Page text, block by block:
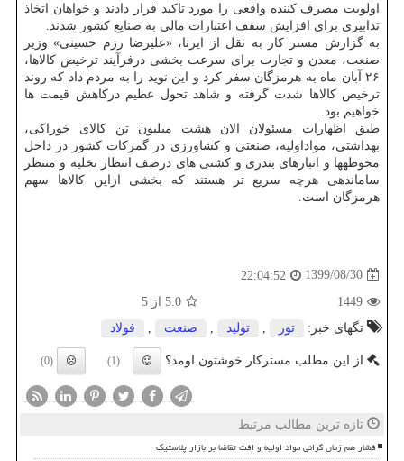
اولویت مصرف کننده واقعی را مورد تاکید قرار دادند و خواهان اتخاذ
تدابیری برای افزایش سقف اعتبارات مالی به صنایع کشور شدند.
به گزارش مستر کار به نقل از ایرنا، «علیرضا رزم حسینی» وزیر
صنعت، معدن و تجارت برای سرعت بخشی درفرآیند ترخیص کالاها،
۲۶ آبان ماه به هرمزگان سفر کرد و این نوید را به مردم داد که روند
ترخیص کالاها شدت گرفته و شاهد تحول عظیم درکاهش قیمت ها
خواهیم بود.
طبق اظهارات مسئولان الان هشت میلیون تن کالای خوراکی،
بهداشتی، مواداولیه، صنعتی و کشاورزی در گمرکات کشور در داخل
محوطه‎ها و انبارهای بندری و کشتی های درصف انتظار تخلیه و منتظر
ساماندهی هرچه سریع تر هستند که بخشی ازاین کالاها سهم
هرمزگان است.
1399/08/30
22:04:52
1449
5.0 از 5
تگهای خبر:
تور تولید صنعت فولاد
از این مطلب مسترکار خوشتون اومد؟ (1)
(0)
تازه ترین مطالب مرتبط
فشار هم زمان گرانی مواد اولیه و افت تقاضا بر بازار پلاستیک